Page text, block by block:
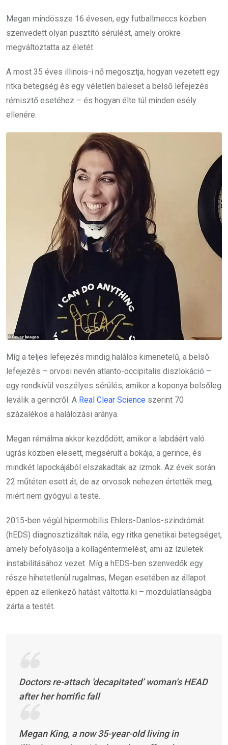
Megan mindössze 16 évesen, egy futballmeccs közben
szenvedett olyan pusztító sérülést, amely örökre
megváltoztatta az életét.
A most 35 éves illinois-i nő megosztja, hogyan vezetett egy
ritka betegség és egy véletlen baleset a belső lefejezés
rémisztő esetéhez – és hogyan élte túl minden esély
ellenére.
Míg a teljes lefejezés mindig halálos kimenetelű, a belső
lefejezés – orvosi nevén atlanto-occipitalis diszlokáció –
egy rendkívül veszélyes sérülés, amikor a koponya belsőleg
leválik a gerincről. A Real Clear Science szerint 70
százalékos a halálozási aránya.
Megan rémálma akkor kezdődött, amikor a labdáért való
ugrás közben elesett, megsérült a bokája, a gerince, és
mindkét lapockájából elszakadtak az izmok. Az évek során
22 műtéten esett át, de az orvosok nehezen értették meg,
miért nem gyógyul a teste.
2015-ben végül hipermobilis Ehlers-Danlos-szindrómát
(hEDS) diagnosztizáltak nála, egy ritka genetikai betegséget,
amely befolyásolja a kollagéntermelést, ami az ízületek
instabilitásához vezet. Míg a hEDS-ben szenvedők egy
része hihetetlenül rugalmas, Megan esetében az állapot
éppen az ellenkező hatást váltotta ki – mozdulatlanságba
zárta a testét.
Doctors re-attach ‘decapitated’ woman’s HEAD
after her horrific fall
Megan King, a now 35-year-old living in